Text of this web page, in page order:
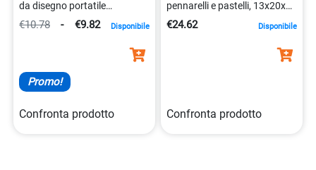
da disegno portatile
€10.78 - €9.82 Disponibile
Promo!
Confronta prodotto
pennarelli e pastelli, 13x20x7
€24.62 Disponibile
Confronta prodotto